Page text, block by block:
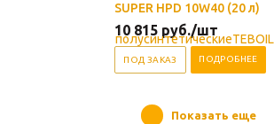
SUPER HPD 10W40 (20 л)
10 815 руб./шт
ПОД ЗАКАЗ ПОДРОБНЕЕ
Показать еще